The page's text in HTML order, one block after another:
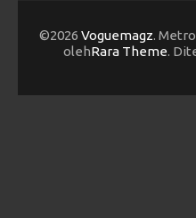
©2026 Voguemagz.
olehRara Theme.